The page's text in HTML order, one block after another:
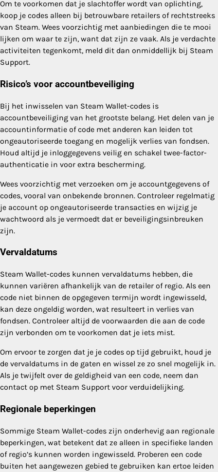
Om te voorkomen dat je slachtoffer wordt van oplichting,
koop je codes alleen bij betrouwbare retailers of rechtstreeks
van Steam. Wees voorzichtig met aanbiedingen die te mooi
lijken om waar te zijn, want dat zijn ze vaak. Als je verdachte
activiteiten tegenkomt, meld dit dan onmiddellijk bij Steam
Support.
Risico’s voor accountbeveiliging
Bij het inwisselen van Steam Wallet-codes is
accountbeveiliging van het grootste belang. Het delen van je
accountinformatie of code met anderen kan leiden tot
ongeautoriseerde toegang en mogelijk verlies van fondsen.
Houd altijd je inloggegevens veilig en schakel twee-factor-
authenticatie in voor extra bescherming.
Wees voorzichtig met verzoeken om je accountgegevens of
codes, vooral van onbekende bronnen. Controleer regelmatig
je account op ongeautoriseerde transacties en wijzig je
wachtwoord als je vermoedt dat er beveiligingsinbreuken
zijn.
Vervaldatums
Steam Wallet-codes kunnen vervaldatums hebben, die
kunnen variëren afhankelijk van de retailer of regio. Als een
code niet binnen de opgegeven termijn wordt ingewisseld,
kan deze ongeldig worden, wat resulteert in verlies van
fondsen. Controleer altijd de voorwaarden die aan de code
zijn verbonden om te voorkomen dat je iets mist.
Om ervoor te zorgen dat je je codes op tijd gebruikt, houd je
de vervaldatums in de gaten en wissel ze zo snel mogelijk in.
Als je twijfelt over de geldigheid van een code, neem dan
contact op met Steam Support voor verduidelijking.
Regionale beperkingen
Sommige Steam Wallet-codes zijn onderhevig aan regionale
beperkingen, wat betekent dat ze alleen in specifieke landen
of regio’s kunnen worden ingewisseld. Proberen een code
buiten het aangewezen gebied te gebruiken kan ertoe leiden